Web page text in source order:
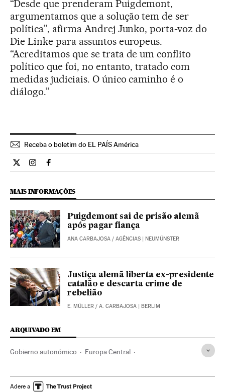
“Desde que prenderam Puigdemont,
argumentamos que a solução tem de ser
política”, afirma Andrej Junko, porta-voz do
Die Linke para assuntos europeus.
“Acreditamos que se trata de um conflito
político que foi, no entanto, tratado com
medidas judiciais. O único caminho é o
diálogo.”
Receba o boletim do EL PAÍS América
Internacional El País Brasil en Twitter
Internacional El País Brasil en Instagram
Internacional El País Brasil en Facebook
MAIS INFORMAÇÕES
Puigdemont sai de prisão alemã
após pagar fiança
ANA CARBAJOSA / AGÊNCIAS | NEUMÜNSTER
Justiça alemã liberta ex-presidente
catalão e descarta crime de
rebelião
E. MÜLLER / A. CARBAJOSA | BERLIM
ARQUIVADO EM
Gobierno autonómico Europa Central
Administração autônoma
Adere a